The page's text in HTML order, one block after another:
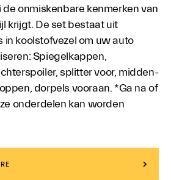
onmiskenbare kenmerken van
krijgt. De set bestaat uit
in koolstofvezel om uw auto
Spiegelkappen,
splitter voor, midden-
dorpels vooraan. *Ga na of
onderdelen kan worden